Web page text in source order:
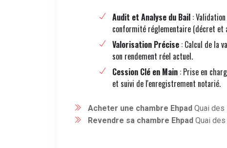
Audit et Analyse du Bail :
conformité réglementaire (décret et
Valorisation Précise : Calcul de la
son rendement réel actuel.
Cession Clé en Main : Prise en
et suivi de l'enregistrement notarié.
Acheter une chambre Ehpad Quai des
Revendre sa chambre Ehpad Quai